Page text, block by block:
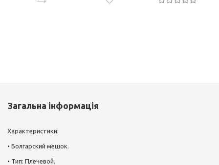
Загальна інформація
Характеристики:
• Болгарский мешок.
• Тип: Плечевой.